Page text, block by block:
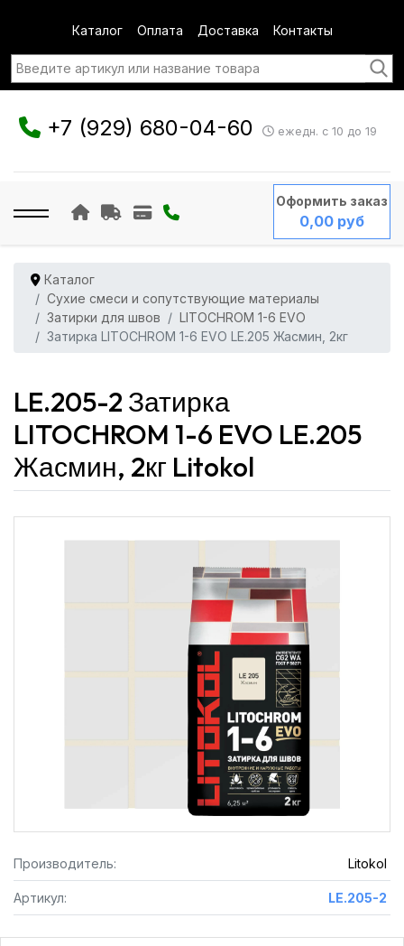
Каталог Оплата Доставка Контакты
+7 (929) 680-04-60 ежедн. с 10 до 19
Оформить заказ
0,00 руб
Каталог
Сухие смеси и сопутствующие материалы
Затирки для швов
LITOCHROM 1-6 EVO
Затирка LITOCHROM 1-6 EVO LE.205 Жасмин, 2кг
LE.205-2 Затирка
LITOCHROM 1-6 EVO LE.205
Жасмин, 2кг Litokol
Производитель: Litokol
Артикул: LE.205-2